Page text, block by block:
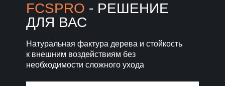
Уголки, планки, откосы
для завершённого фасада
Облицовка
проектов
Фиброцементные
панели Стоун
Блок
Натуральная фактура дерева и стойкость
к внешним воздействиям без
необходимости сложного ухода
FCSPRO - РЕШЕНИЕ
ДЛЯ ВАС